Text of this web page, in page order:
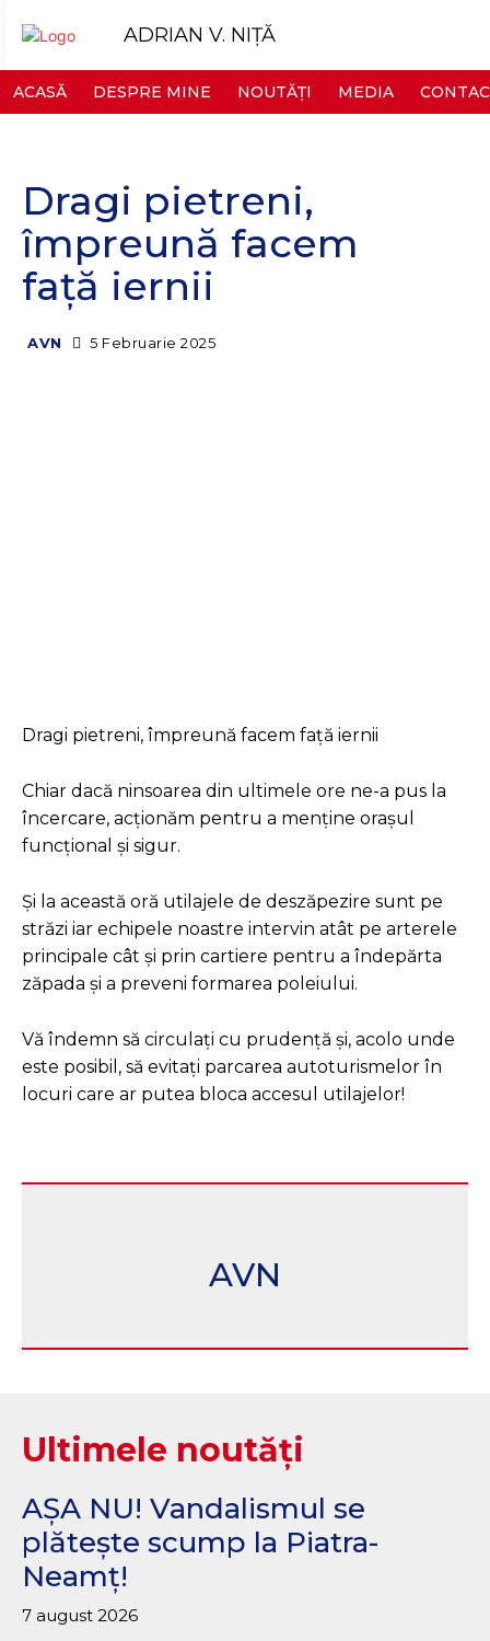
ADRIAN V. NIȚĂ
ACASĂ DESPRE MINE NOUTĂȚI MEDIA
Dragi pietreni,
împreună facem
față iernii
AVN 5 Februarie 2025
Dragi pietreni, împreună facem față iernii
Chiar dacă ninsoarea din ultimele ore ne-a pus la
încercare, acționăm pentru a menține orașul
funcțional și sigur.
Și la această oră utilajele de deszăpezire sunt pe
străzi iar echipele noastre intervin atât pe arterele
principale cât și prin cartiere pentru a îndepărta
zăpada și a preveni formarea poleiului.
Vă îndemn să circulați cu prudență și, acolo unde
este posibil, să evitați parcarea autoturismelor în
locuri care ar putea bloca accesul utilajelor!
AVN
Ultimele noutăți
AȘA NU! Vandalismul se
plătește scump la Piatra-
Neamț!
7 august 2026